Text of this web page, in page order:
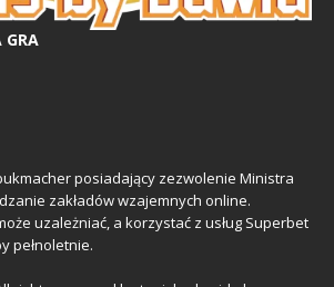
GRA
posiadający zezwolenie Ministra
zakładów wzajemnych online.
uzależniać, a korzystać z usług Superbet
pełnoletnie.